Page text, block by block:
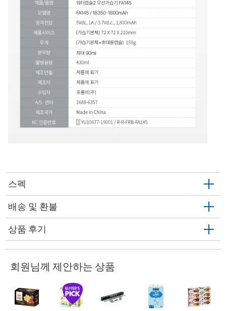
스펙
배송 및 환불
상품 후기
회원님께 제안하는 상품